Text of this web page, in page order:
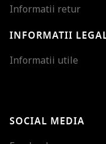
Informatii retur
INFORMATII
Informatii utile
SOCIAL MEDIA